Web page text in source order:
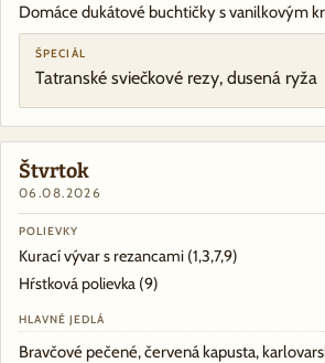
Domáce dukátové buchtičky s vanilkovým
ŠPECIÁL
Tatranské sviečkové rezy, dusená ryža
Štvrtok
06.08.2026
POLIEVKY
Kurací vývar s rezancami (1,3,7,9)
Hŕstková polievka (9)
HLAVNÉ JEDLÁ
Bravčové pečené, červená kapusta,